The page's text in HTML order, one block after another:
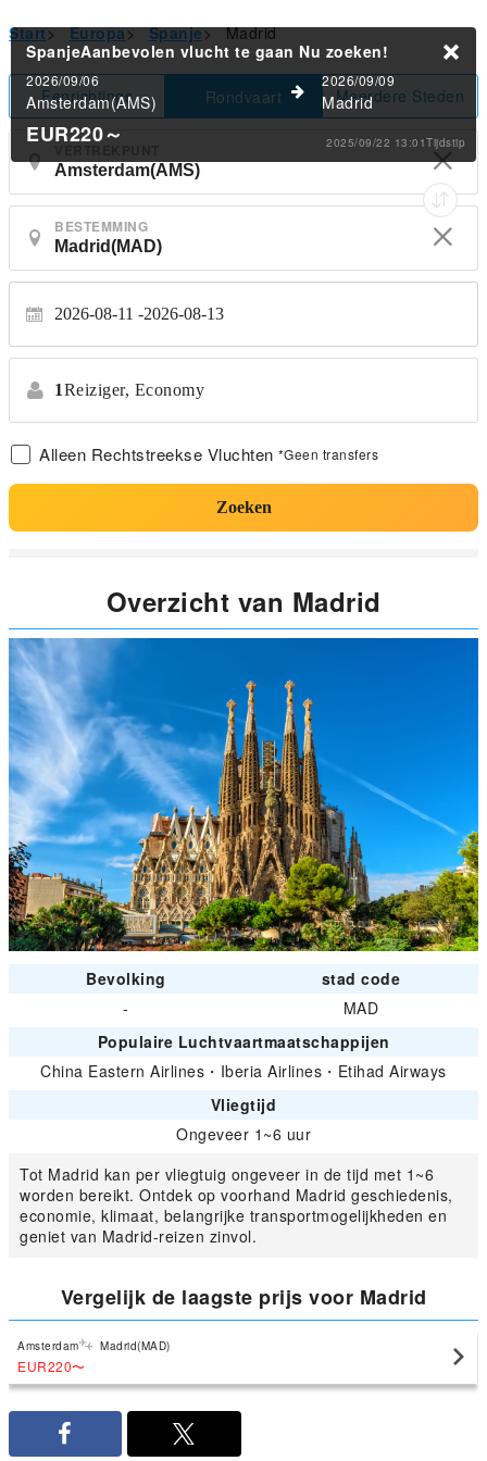
Start> Europa> Spanje> Madrid
Eenrichtings Rondvaart Meerdere Steden
BESTEMMING
2026-08-11 2026-08-13
1Reiziger, Economy
Alleen Rechtstreekse Vluchten *Geen transfers
Zoeken
SpanjeAanbevolen vlucht te gaan Nu zoeken!
2026/09/06
Amsterdam(AMS)
2026/09/09
Madrid
EUR220～ 2025/09/22 13:01Tijdstip
Overzicht van Madrid
Bevolking
stad code
-
MAD
Populaire Luchtvaartmaatschappijen
China Eastern Airlines ・ Iberia Airlines ・ Etihad Airways
Vliegtijd
Ongeveer 1~6 uur
Tot Madrid kan per vliegtuig ongeveer in de tijd met 1~6
worden bereikt. Ontdek op voorhand Madrid geschiedenis,
economie, klimaat, belangrijke transportmogelijkheden en
geniet van Madrid-reizen zinvol.
Vergelijk de laagste prijs voor Madrid
Amsterdam Madrid(MAD)
EUR220〜